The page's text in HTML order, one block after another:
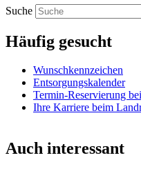
Suche
Häufig gesucht
Wunschkennzeichen
Entsorgungskalender
Termin-Reservierung
Ihre Karriere beim
Auch interessant